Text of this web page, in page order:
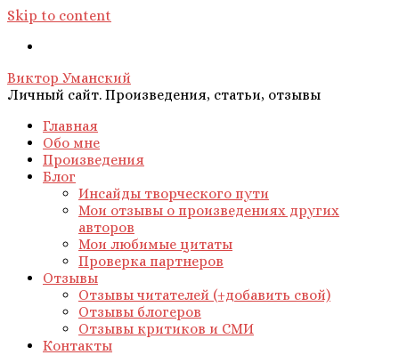
Skip to content
Виктор Уманский
Личный сайт. Произведения, статьи, отзывы
Главная
Обо мне
Произведения
Блог
Инсайды творческого пути
Мои отзывы о произведениях других
авторов
Мои любимые цитаты
Проверка партнеров
Отзывы
Отзывы читателей (+добавить свой)
Отзывы блогеров
Отзывы критиков и СМИ
Контакты